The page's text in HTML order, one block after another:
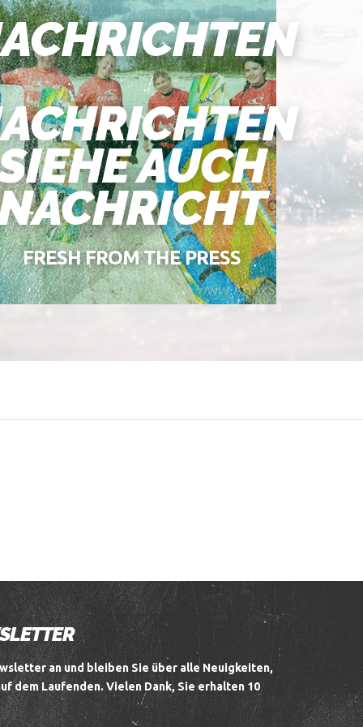
AUCH
FRESH FROM THE PRESS
an und bleiben Sie über alle Neuigkeiten,
dem Laufenden.Vielen Dank, Sie erhalten 10